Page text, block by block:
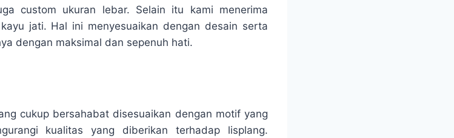
custom ukuran lebar. Selain itu kami menerima
jati. Hal ini menyesuaikan dengan desain serta
dengan maksimal dan sepenuh hati.
cukup bersahabat disesuaikan dengan motif yang
kualitas yang diberikan terhadap lisplang.